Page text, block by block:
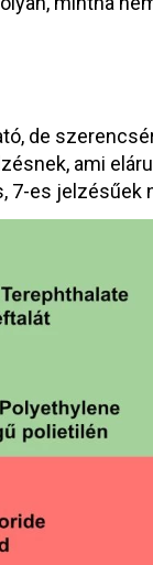
de
ami
7-es